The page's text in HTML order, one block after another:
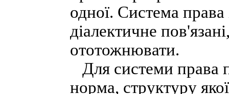
одної. Система права
діалектичне
ототожнювати.
Для системи права
норма, структуру